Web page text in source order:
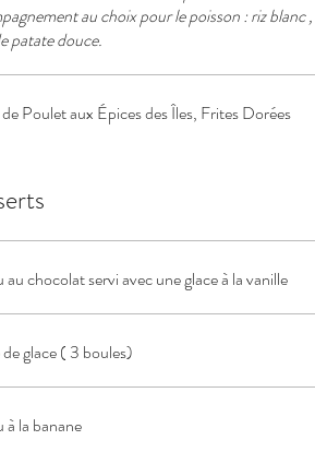
au choix pour le poisson : riz blanc
patate douce.
Poulet aux Épices des Îles, Frites Dorées
au chocolat servi avec une glace à la vanille
glace ( 3 boules)
Gâteau à la banane